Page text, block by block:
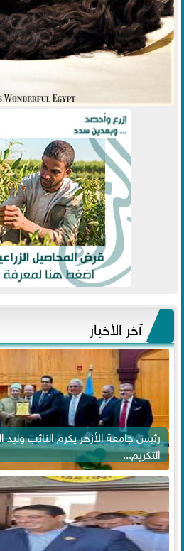
آخر الأخبار
رئيس جامعة الأزهر يكرم النائب وليد
التكريم...